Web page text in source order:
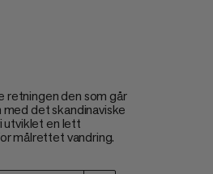
retningen den som går
det skandinaviske
utviklet en lett
målrettet vandring.